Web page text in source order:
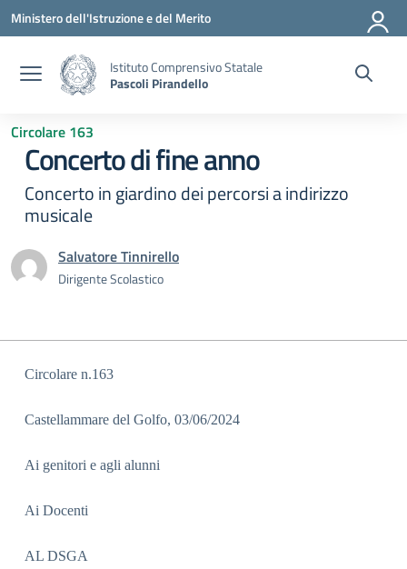
Vai ai contenuti
Vai al menu di navigazione
Vai al footer
Ministero dell'Istruzione e del Merito
Istituto Comprensivo Statale
Pascoli Pirandello
Circolare 163
Concerto di fine anno
Concerto in giardino dei percorsi a indirizzo
musicale
Salvatore Tinnirello
Dirigente Scolastico
Circolare n.163
Castellammare del Golfo, 03/06/2024
Ai genitori e agli alunni
Ai Docenti
AL DSGA